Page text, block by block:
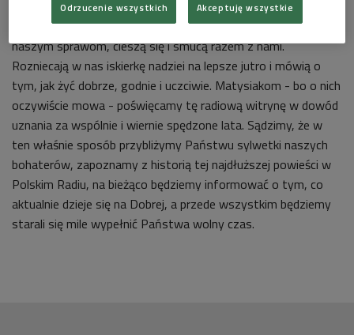
Co tydzień goszczą w naszych domach, przypatrują się
naszym sprawom, cieszą się i smucą razem z nami.
Rozniecają w nas iskierkę nadziei na lepsze jutro i mówią o
tym, jak żyć dobrze, godnie i uczciwie. Matysiakom - bo o nich
oczywiście mowa - poświęcamy tę radiową witrynę w dowód
uznania za wspólnie i wiernie spędzone lata. Sądzimy, że w
ten właśnie sposób przybliżymy Państwu sylwetki naszych
bohaterów, zapoznamy z historią tej najdłuższej powieści w
Polskim Radiu, na bieżąco będziemy informować o tym, co
aktualnie dzieje się na Dobrej, a przede wszystkim będziemy
starali się mile wypełnić Państwa wolny czas.
Odrzucenie wszystkich Akceptuję wszystkie